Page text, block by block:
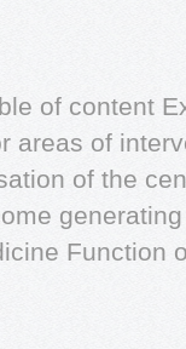
of content
areas of
of the
Function